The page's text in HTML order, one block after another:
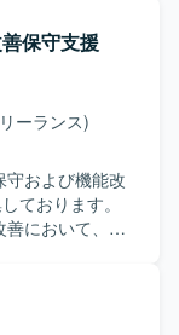
修、品質確認
たフロントエ
す。技術に対
レビューに対
の強さをお持
しながら、自
ます。 【ポ
システム開発に
コード品質や
保守支援
ーランス)
守および機能改
ております。
善において、要
応できる方を